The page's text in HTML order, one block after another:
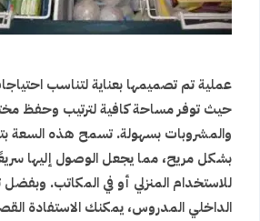
عملية تم تصميمها بعناية لتناسب
حيث توفر مساحة كافية لترتيب وحفظ
والمشروبات بسهولة. تسمح هذه السعة
بشكل مريح، مما يجعل الوصول إليها
للاستخدام المنزلي أو في المكاتب.
الداخلي المدروس، يمكنك الاستفادة